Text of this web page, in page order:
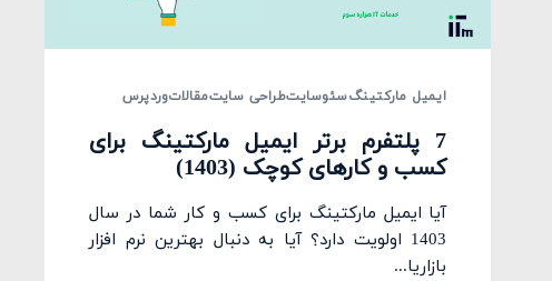
ایمیل مارکتینگسئوسایتطراحی سایتمقالاتوردپرس
7 پلتفرم برتر ایمیل مارکتینگ برای
کسب و کارهای کوچک (1403)
آیا ایمیل مارکتینگ برای کسب و کار شما در سال
1403 اولویت دارد؟ آیا به دنبال بهترین نرم افزار
بازاریا...